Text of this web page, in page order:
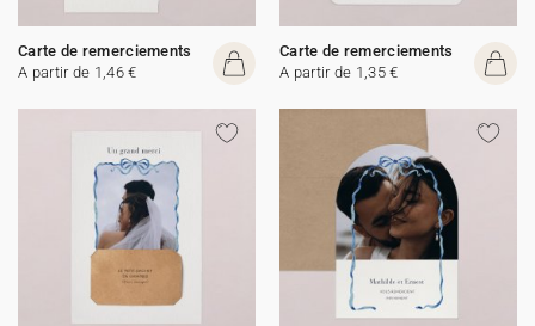
Carte de remerciements
A partir de 1,46 €
Carte de remerciements
A partir de 1,35 €